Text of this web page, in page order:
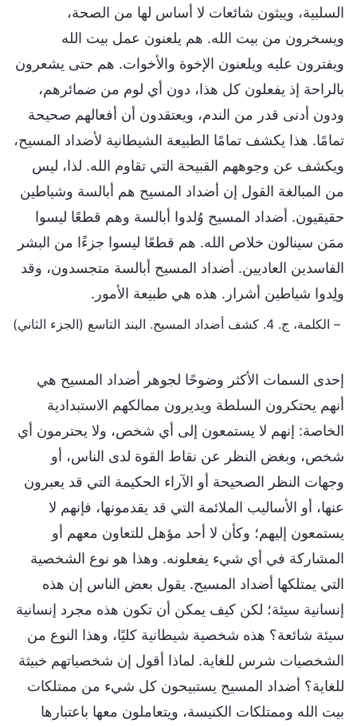
السلبية، ويبثون شائعات لا أساس لها من الصحة،
ويسخرون من بيت الله. هم يلعنون عمل بيت الله
ويفترون عليه ويلعنون الإخوة والأخوات. هم حتى يشعرون
بالراحة إذ يفعلون كل هذا، دون أي لوم من ضمائرهم،
ودون أدنى قدر من الندم، ويعتقدون أن أفعالهم صحيحة
تمامًا. هذا يكشف تمامًا الطبيعة الشيطانية لأضداد المسيح،
ويكشف عن وجوههم القبيحة التي تقاوم الله. لذا، ليس
من المبالغة القول إن أضداد المسيح هم أبالسة وشياطين
حقيقيون. أضداد المسيح وُلدوا أبالسة وهم قطعًا ليسوا
ممَن سينالون خلاص الله. هم قطعًا ليسوا جزءًا من البشر
الفاسدين العاديين. أضداد المسيح أبالسة متجسدون، وقد
ولِدوا شياطين أشرار. هذه هي طبيعة الأمور.
– الكلمة، ج. 4. كشف أضداد المسيح. البند التاسع (الجزء الثاني)
إحدى السمات الأكثر وضوحًا لجوهر أضداد المسيح هي
أنهم يحتكرون السلطة ويديرون ممالكهم الاستبدادية
الخاصة: إنهم لا يستمعون إلى أي شخص، ولا يحترمون أي
شخص، وبغض النظر عن نقاط القوة لدى الناس، أو
وجهات النظر الصحيحة أو الآراء الحكيمة التي قد يعبرون
عنها، أو الأساليب الملائمة التي قد يقدمونها، فإنهم لا
يستمعون إليهم؛ وكأن لا أحد مؤهل للتعاون معهم أو
المشاركة في أي شيء يفعلونه. وهذا هو نوع الشخصية
التي يمتلكها أضداد المسيح. يقول بعض الناس إن هذه
إنسانية سيئة؛ لكن كيف يمكن أن تكون هذه مجرد إنسانية
سيئة شائعة؟ هذه شخصية شيطانية كليًا، وهذا النوع من
الشخصيات شرس للغاية. لماذا أقول إن شخصياتهم خبيثة
للغاية؟ أضداد المسيح يستبيحون كل شيء من ممتلكات
بيت الله وممتلكات الكنيسة، ويتعاملون معها باعتبارها